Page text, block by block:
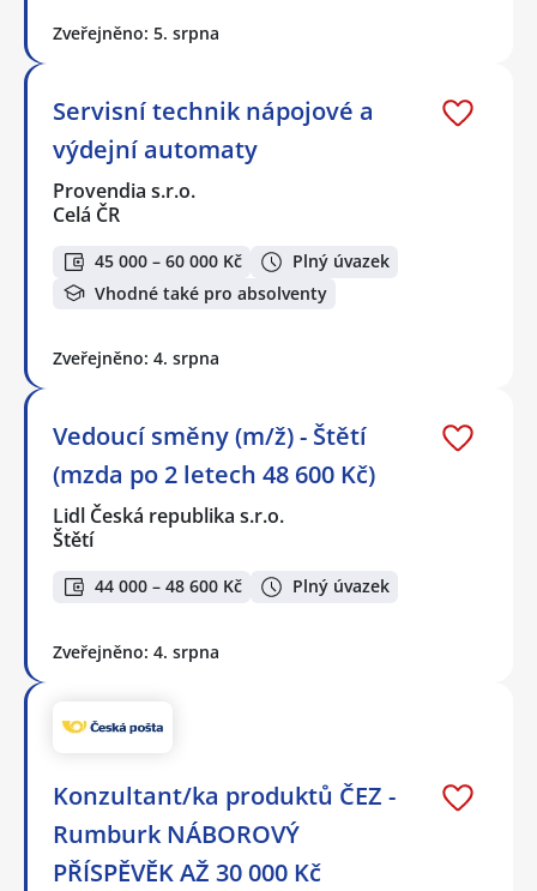
Zveřejněno: 5. srpna
Servisní technik nápojové a
výdejní automaty
Provendia s.r.o.
Celá ČR
45 000 – 60 000 Kč
Plný úvazek
Vhodné také pro absolventy
Zveřejněno: 4. srpna
Vedoucí směny (m/ž) - Štětí
(mzda po 2 letech 48 600 Kč)
Lidl Česká republika s.r.o.
Štětí
44 000 – 48 600 Kč Plný úvazek
Zveřejněno: 4. srpna
Konzultant/ka produktů ČEZ -
Rumburk NÁBOROVÝ
PŘÍSPĚVĚK AŽ 30 000 Kč